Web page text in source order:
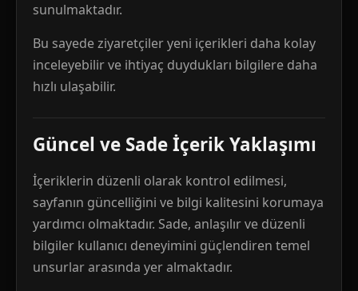
sunulmaktadır.
Bu sayede ziyaretçiler yeni içerikleri daha kolay
inceleyebilir ve ihtiyaç duydukları bilgilere daha
hızlı ulaşabilir.
Güncel ve Sade İçerik Yaklaşımı
İçeriklerin düzenli olarak kontrol edilmesi,
sayfanın güncelliğini ve bilgi kalitesini korumaya
yardımcı olmaktadır. Sade, anlaşılır ve düzenli
bilgiler kullanıcı deneyimini güçlendiren temel
unsurlar arasında yer almaktadır.